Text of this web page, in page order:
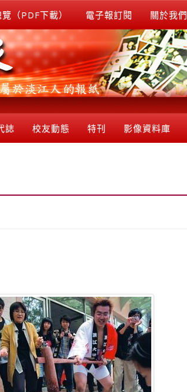
（PDF下載） 電子報訂閱 關於我們
誌 校友動態 特刊 影像資料庫